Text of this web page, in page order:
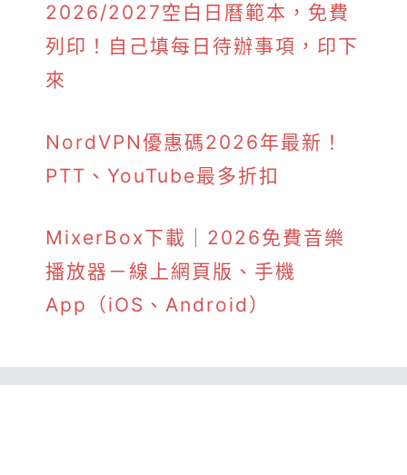
2026/2027空白日曆範本，免費
列印！自己填每日待辦事項，印下
來
NordVPN優惠碼2026年最新！
PTT、YouTube最多折扣
MixerBox下載｜2026免費音樂
播放器－線上網頁版、手機
App（iOS、Android）